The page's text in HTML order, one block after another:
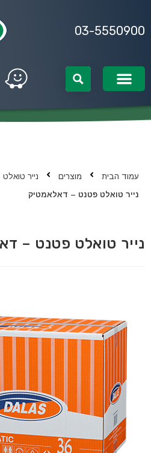
03-5550900
עמוד הבית מוצרים
נייר טואלט
נייר טואלט פטנט – דאלאמטיק
נייר טואלט פטנט –